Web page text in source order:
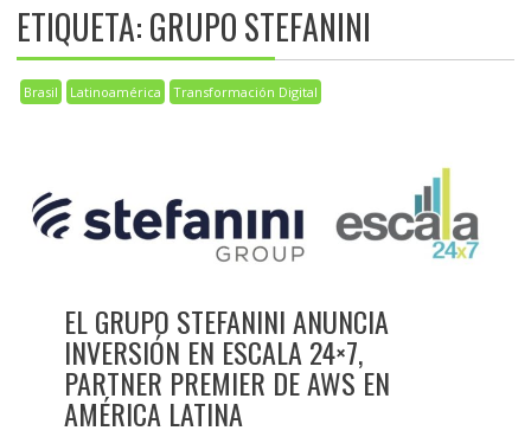
ETIQUETA:GRUPO STEFANINI
Brasil Latinoamérica Transformación Digital
EL GRUPO STEFANINI ANUNCIA
INVERSIÓN EN ESCALA 24×7,
PARTNER PREMIER DE AWS EN
AMÉRICA LATINA